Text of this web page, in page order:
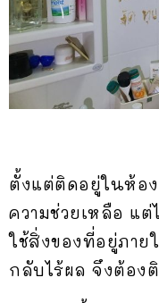
ตั้งแต่ติดอยู่ในห้อง
ความช่วยเหลือ แต่
ใช้สิ่งของที่อยู่ภา
กลับไร้ผล จึงต้อง